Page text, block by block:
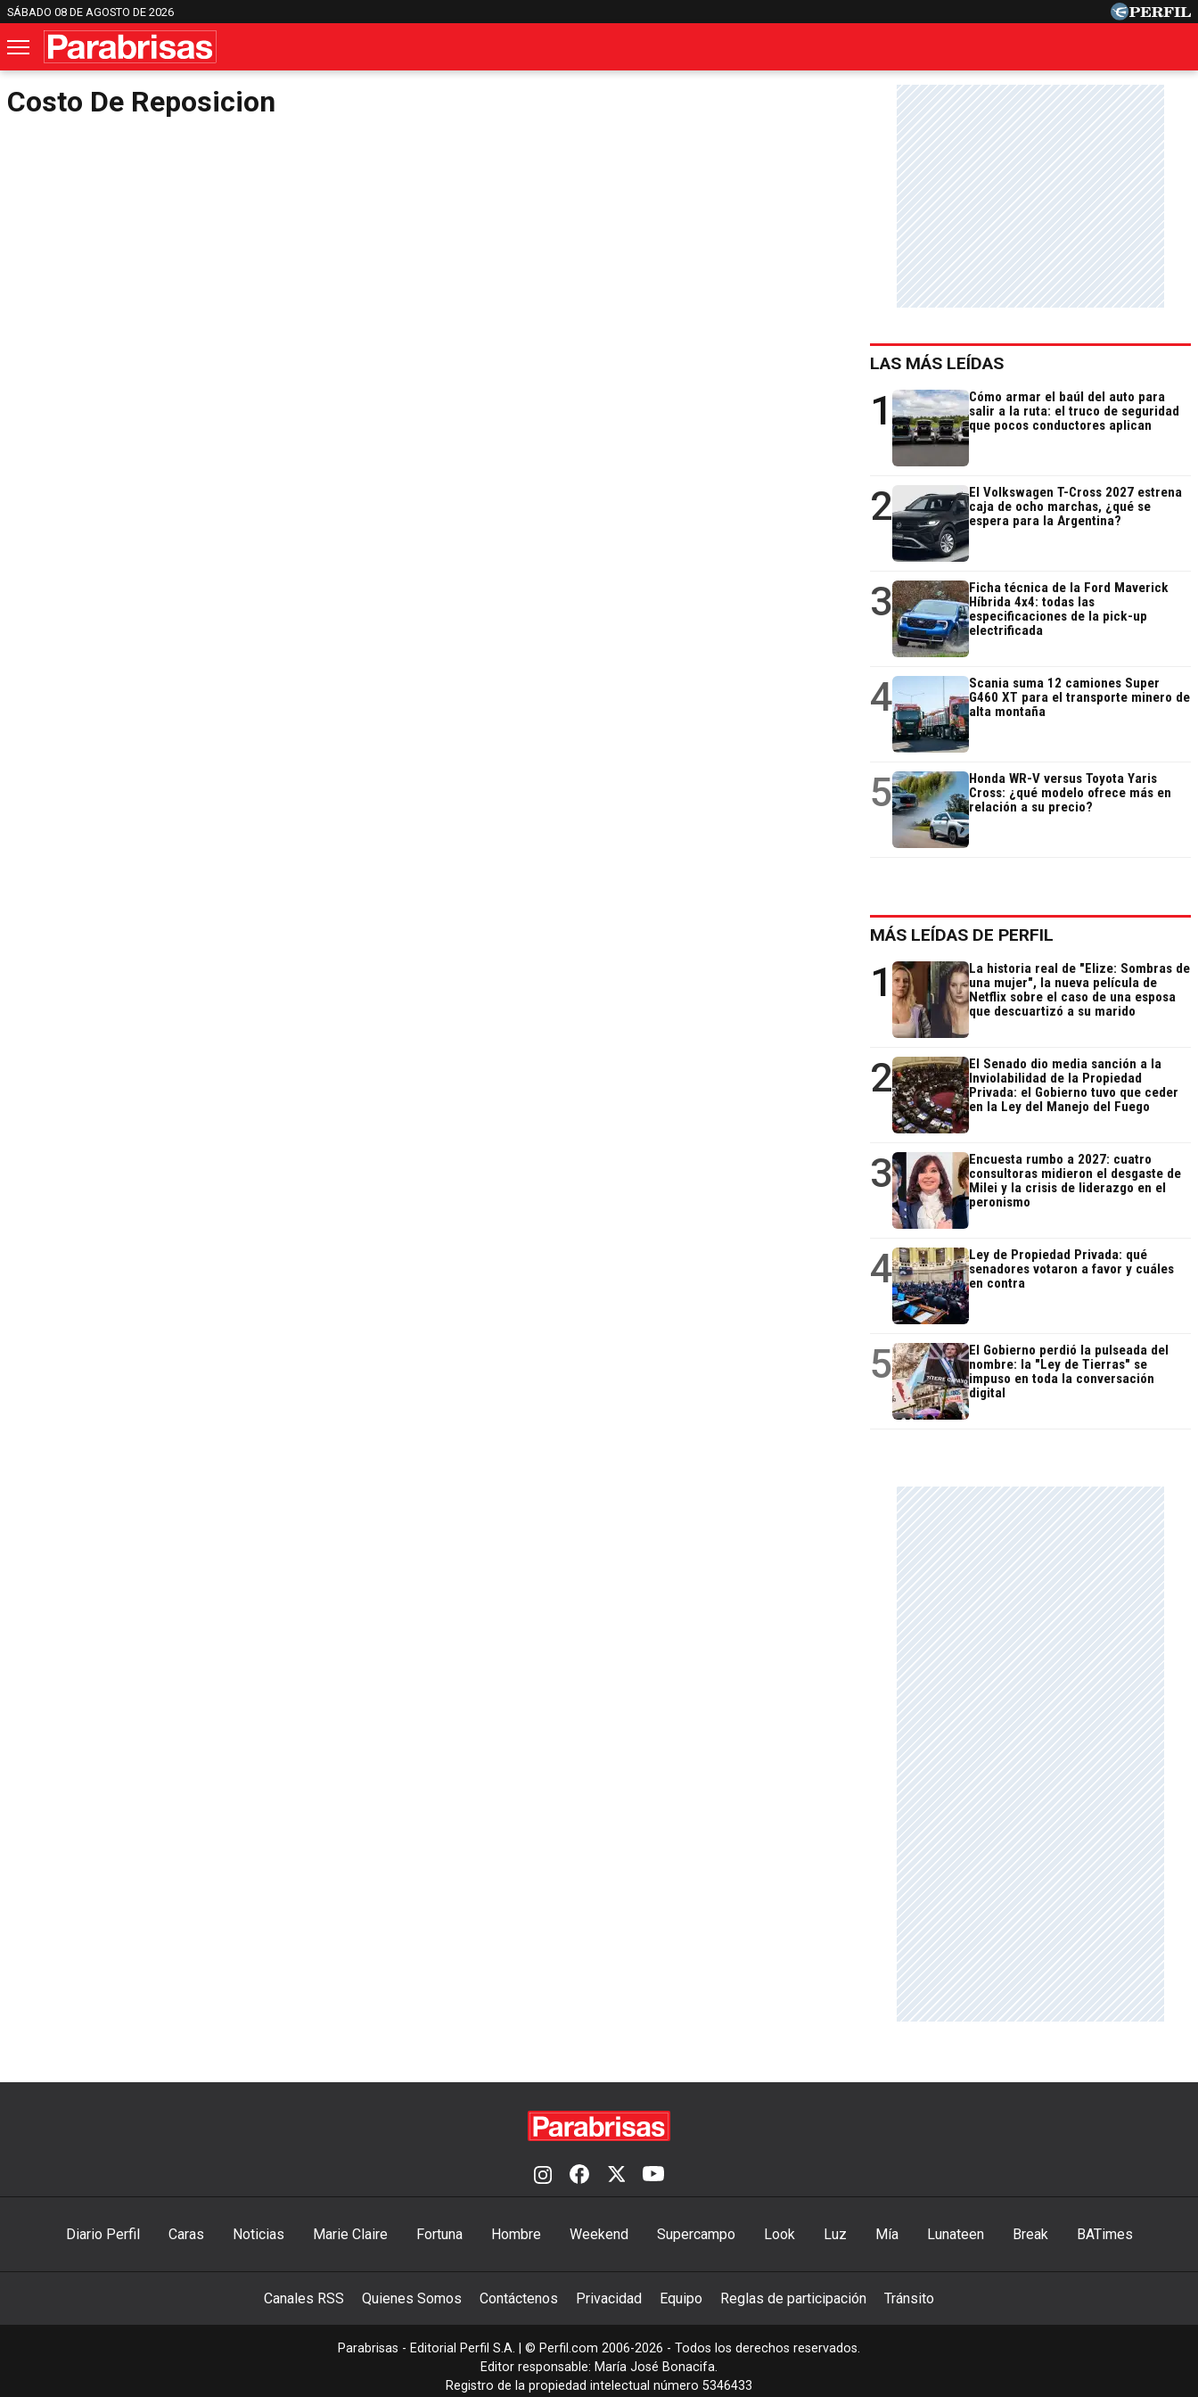
SÁBADO 08 DE AGOSTO DE 2026
Costo De Reposicion
LAS MÁS LEÍDAS
1
Cómo armar el baúl del auto para
salir a la ruta: el truco de seguridad
que pocos conductores aplican
2
El Volkswagen T-Cross 2027 estrena
caja de ocho marchas, ¿qué se
espera para la Argentina?
3
Ficha técnica de la Ford Maverick
Híbrida 4x4: todas las
especificaciones de la pick-up
electrificada
4
Scania suma 12 camiones Super
G460 XT para el transporte minero de
alta montaña
5
Honda WR-V versus Toyota Yaris
Cross: ¿qué modelo ofrece más en
relación a su precio?
MÁS LEÍDAS DE PERFIL
1
La historia real de "Elize: Sombras de
una mujer", la nueva película de
Netflix sobre el caso de una esposa
que descuartizó a su marido
2
El Senado dio media sanción a la
Inviolabilidad de la Propiedad
Privada: el Gobierno tuvo que ceder
en la Ley del Manejo del Fuego
3
Encuesta rumbo a 2027: cuatro
consultoras midieron el desgaste de
Milei y la crisis de liderazgo en el
peronismo
4
Ley de Propiedad Privada: qué
senadores votaron a favor y cuáles
en contra
5
El Gobierno perdió la pulseada del
nombre: la "Ley de Tierras" se
impuso en toda la conversación
digital
Diario Perfil Caras Noticias Marie Claire Fortuna Hombre Weekend Supercampo Look Luz Mía Lunateen Break BATimes
Canales RSS Quienes Somos Contáctenos Privacidad Equipo Reglas de participación Tránsito
Parabrisas - Editorial Perfil S.A. | © Perfil.com 2006-2026 - Todos los derechos reservados.
Editor responsable: María José Bonacifa.
Registro de la propiedad intelectual número 5346433